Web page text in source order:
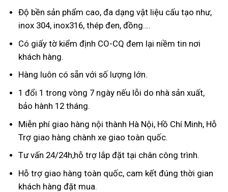
Độ bền sản phẩm cao, đa dạng vật liệu cấu tạo như,
inox 304, inox316, thép đen, đồng….
Có giấy tờ kiểm định CO-CQ đem lại niềm tin nơi
khách hàng.
Hàng luôn có sẵn với số lượng lớn.
1 đổi 1 trong vòng 7 ngày nếu lỗi do nhà sản xuất,
bảo hành 12 tháng.
Miễn phí giao hàng nội thành Hà Nội, Hồ Chí Minh, Hỗ
Trợ giao hàng chành xe giao toàn quốc.
Tư vấn 24/24h,hỗ trợ lắp đặt tại chân công trình.
Hỗ trợ giao hàng toàn quốc, cam kết đúng thời gian
khách hàng đặt mua.